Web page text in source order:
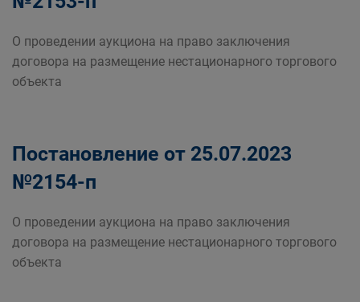
О проведении аукциона на право заключения
договора на размещение нестационарного торгового
объекта
Постановление от 25.07.2023
№2154-п
О проведении аукциона на право заключения
договора на размещение нестационарного торгового
объекта